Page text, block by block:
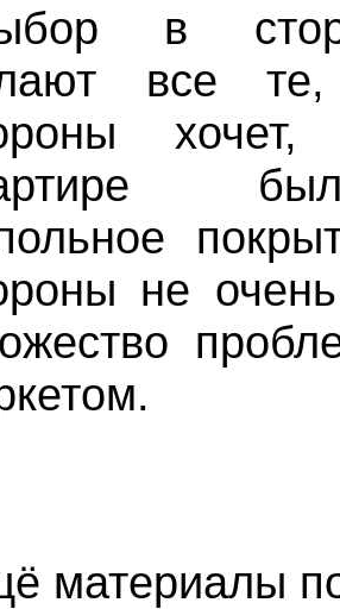
в
все
не
материалы